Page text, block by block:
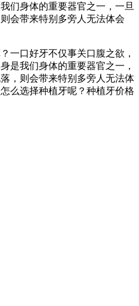
们身体的重要器官之一，一旦
会带来特别多旁人无法体会
口好牙不仅事关口腹之欲，
是我们身体的重要器官之一，
，则会带来特别多旁人无法体
么选择种植牙呢？种植牙价格